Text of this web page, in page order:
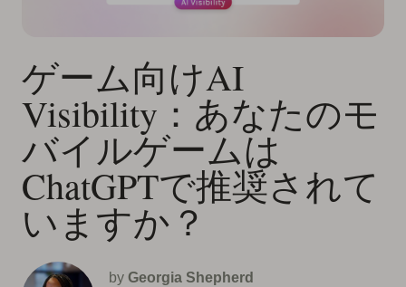
ゲーム向けAI
Visibility：あなたのモ
バイルゲームは
ChatGPTで推奨されて
いますか？
by Georgia Shepherd